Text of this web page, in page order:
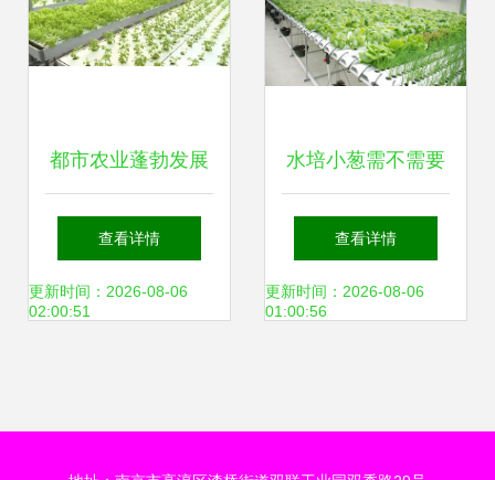
都市农业蓬勃发展
科技“菜园子”添彩
城市生活的绿色经
查看详情
更新时间：2026-08-06
02:00:51
水培小葱需不需要
天天换水？权威种
植技术详解与四季
查看详情
更新时间：2026-08-06
01:00:56